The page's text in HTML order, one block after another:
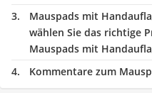
Mauspads mit
wählen Sie das richtige
Mauspads mit
Kommentare zum